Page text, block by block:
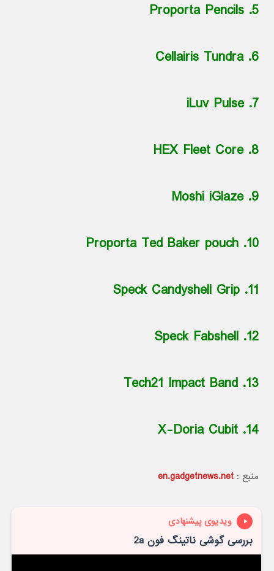
5. Proporta Pencils
6. Cellairis Tundra
7. iLuv Pulse
8. HEX Fleet Core
9. Moshi iGlaze
10. Proporta Ted Baker pouch
11. Speck Candyshell Grip
12. Speck Fabshell
13. Tech21 Impact Band
14. X-Doria Cubit
منبع :en.gadgetnews.net
ویدیوی پیشنهادی
بررسی گوشی ناتینگ فون 2a